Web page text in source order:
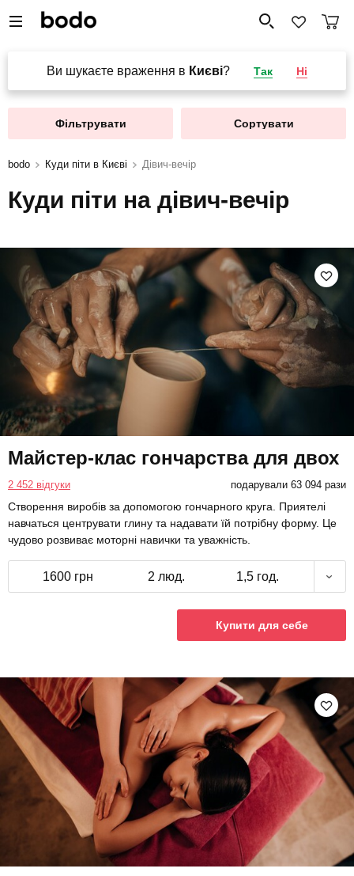
Ви шукаєте враження в Києві? Так Ні
Фільтрувати Сортувати
bodo Куди піти в Києві Дівич-вечір
Куди піти на дівич-вечір
Майстер-клас гончарства для двох
2 452 відгуки подарували 63 094 рази
Створення виробів за допомогою гончарного круга. Приятелі
навчаться центрувати глину та надавати їй потрібну форму. Це
чудово розвиває моторні навички та уважність.
1600 грн 2 люд. 1,5 год.
Купити для себе